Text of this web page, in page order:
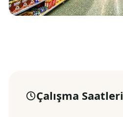
Çalışma Saatleri